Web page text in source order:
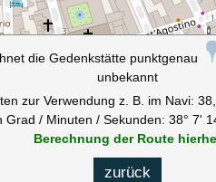
die Gedenkstätte punktgenau
unbekannt
zur Verwendung z. B. im Navi:
Grad / Minuten / Sekunden: 38° 7'
Berechnung der Route